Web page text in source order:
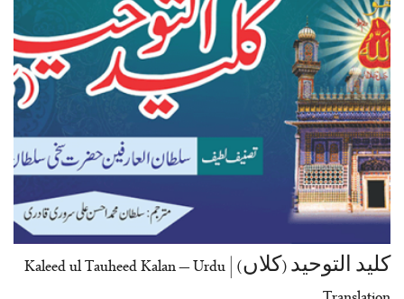
کلید التوحید (کلاں) | Kaleed ul Tauheed Kalan – Urdu